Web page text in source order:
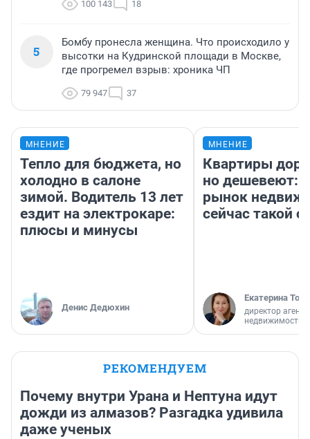
100 143 18
5
Бомбу пронесла женщина. Что происходило у
высотки на Кудринской площади в Москве,
где прогремел взрыв: хроника ЧП
79 947 37
МНЕНИЕ
Тепло для бюджета, но
холодно в салоне
зимой. Водитель 13 лет
ездит на электрокаре:
плюсы и минусы
Денис Дедюхин
МНЕНИЕ
Квартиры
но дешевеют:
рынок
сейчас такой
Екатерина
директор
недвижимости
РЕКОМЕНДУЕМ
Почему внутри Урана и Нептуна идут
дожди из алмазов? Разгадка удивила
даже ученых